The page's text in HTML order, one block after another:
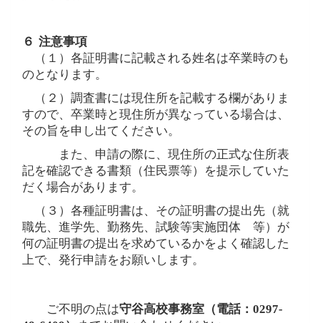
６ 注意事項
（１）各証明書に記載される姓名は卒業時のも
のとなります。
（２）調査書には現住所を記載する欄がありま
すので、卒業時と現住所が異なっている場合は、
その旨を申し出てください。
また、申請の際に、現住所の正式な住所表
記を確認できる書類（住民票等）を提示していた
だく場合があります。
（３）各種証明書は、その証明書の提出先（就
職先、進学先、勤務先、試験等実施団体 等）が
何の証明書の提出を求めているかをよく確認した
上で、発行申請をお願いします。
ご不明の点は守谷高校事務室（電話： 0297-